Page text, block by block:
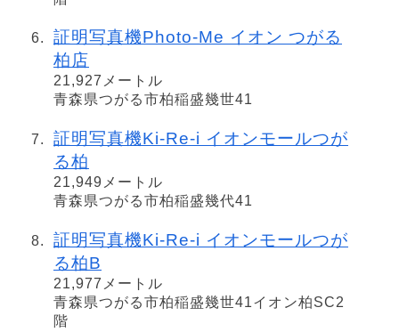
証明写真機Photo-Me イオン つがる
柏店
21,927メートル
青森県つがる市柏稲盛幾世41
証明写真機Ki-Re-i イオンモールつが
る柏
21,949メートル
青森県つがる市柏稲盛幾代41
証明写真機Ki-Re-i イオンモールつが
る柏B
21,977メートル
青森県つがる市柏稲盛幾世41イオン柏SC2
階